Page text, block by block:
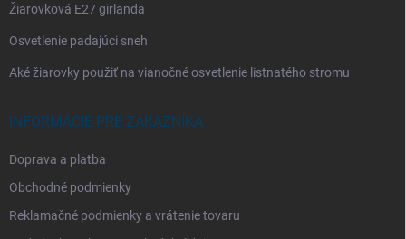
Žiarovková E27 girlanda
Osvetlenie padajúci sneh
Aké žiarovky použiť na vianočné osvetlenie listnatého stromu
INFORMÁCIE PRE ZÁKAZNÍKA
Doprava a platba
Obchodné podmienky
Reklamačné podmienky a vrátenie tovaru